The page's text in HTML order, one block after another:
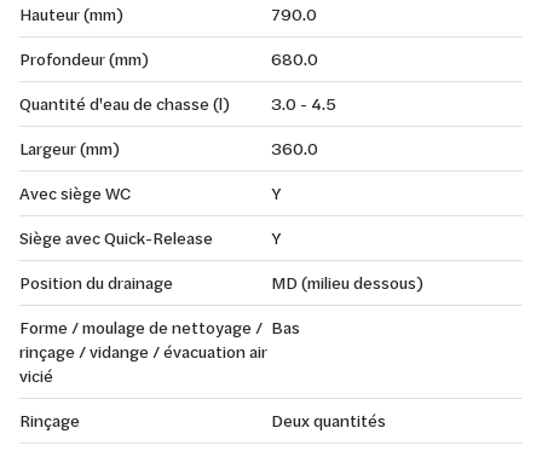
Hauteur (mm)
790.0
Profondeur (mm)
680.0
Quantité d'eau de chasse (l)
3.0 - 4.5
Largeur (mm)
360.0
Avec siège WC
Y
Siège avec Quick-Release
Y
Position du drainage
MD (milieu dessous)
Forme / moulage de nettoyage /
rinçage / vidange / évacuation air
vicié
Bas
Rinçage
Deux quantités